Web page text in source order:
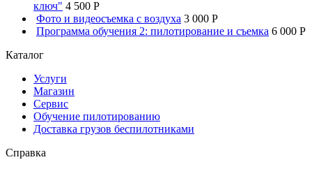
ключ" 4 500 P
Фото и видеосъемка с воздуха 3 000 P
Программа обучения 2: пилотирование и съемка 6 000 P
Каталог
Услуги
Магазин
Сервис
Обучение пилотированию
Доставка грузов беспилотниками
Справка